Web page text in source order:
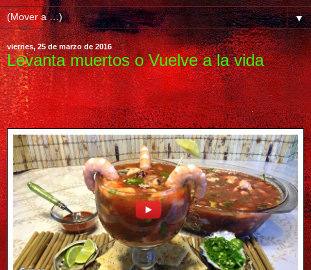
▼
viernes, 25 de marzo de 2016
Levanta muertos o Vuelve a la vida